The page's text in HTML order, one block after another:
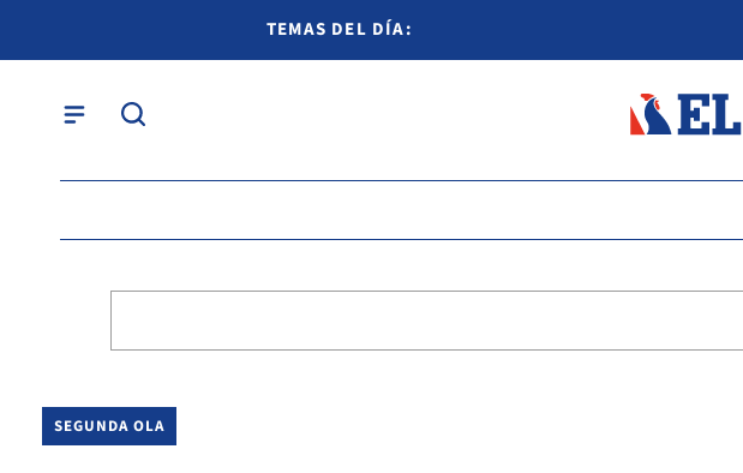
TEMAS DEL DÍA:
SEGUNDA OLA